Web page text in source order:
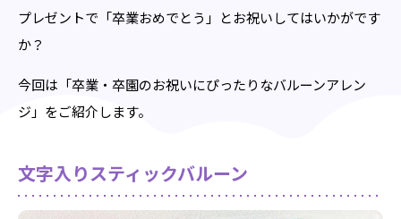
プレゼントで「卒業おめでとう」とお祝いしてはいかがです
か？
今回は「卒業・卒園のお祝いにぴったりなバルーンアレン
ジ」をご紹介します。
文字入りスティックバルーン